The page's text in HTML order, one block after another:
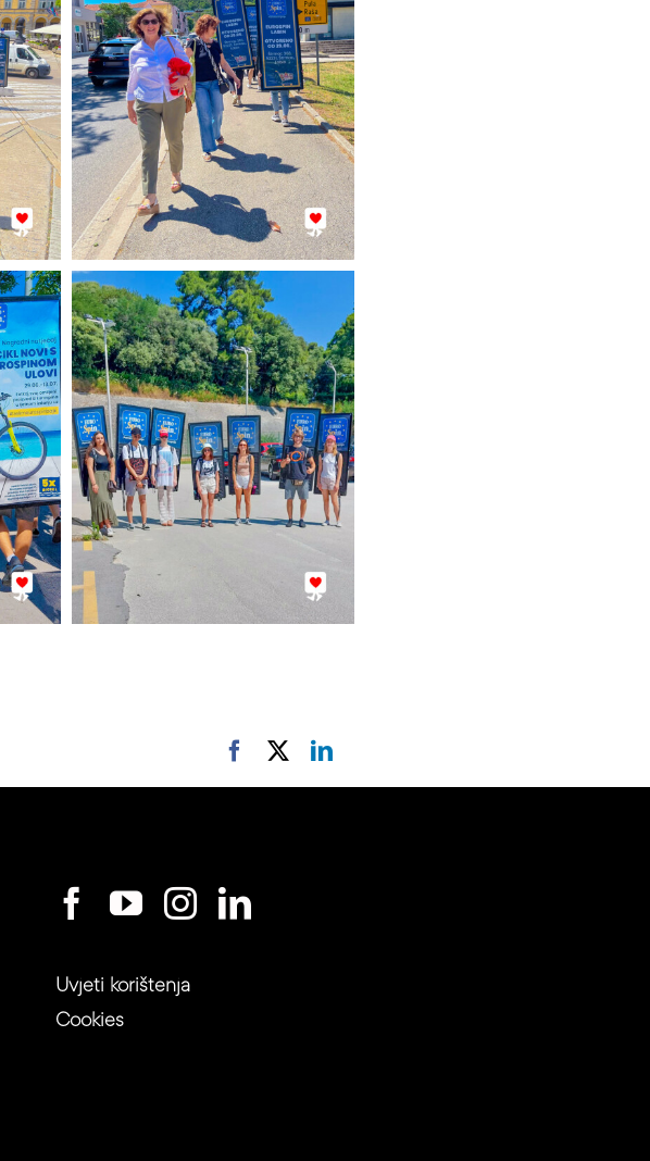
FacebookLinkedIn
Uvjeti korištenja
Cookies